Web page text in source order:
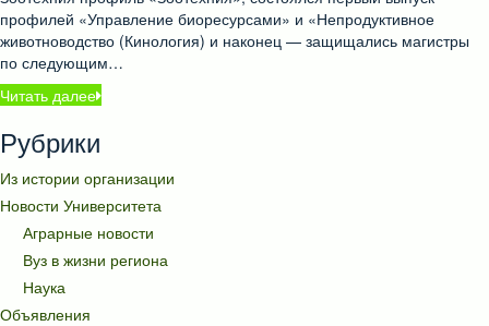
профилей «Управление биоресурсами» и «Непродуктивное
животноводство (Кинология) и наконец — защищались магистры
по следующим…
Читать далее
Рубрики
Из истории организации
Новости Университета
Аграрные новости
Вуз в жизни региона
Наука
Объявления